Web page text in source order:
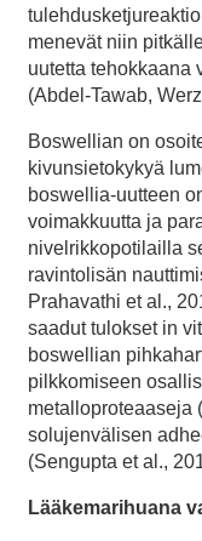
menevät niin
uutetta tehokkaana
(Abdel-Tawab,
Boswellian on
kivunsietokykyä
boswellia-uutteen
voimakkuutta ja
nivelrikkopotilailla
ravintolisän
Prahavathi et al.,
saadut tulokset in
boswellian
pilkkomiseen
metalloproteaaseja
solujenvälisen
(Sengupta et al.,
Lääkemarihuana